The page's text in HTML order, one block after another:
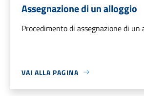
Assegnazione di un alloggio
Procedimento di assegnazione di un
VAI ALLA PAGINA